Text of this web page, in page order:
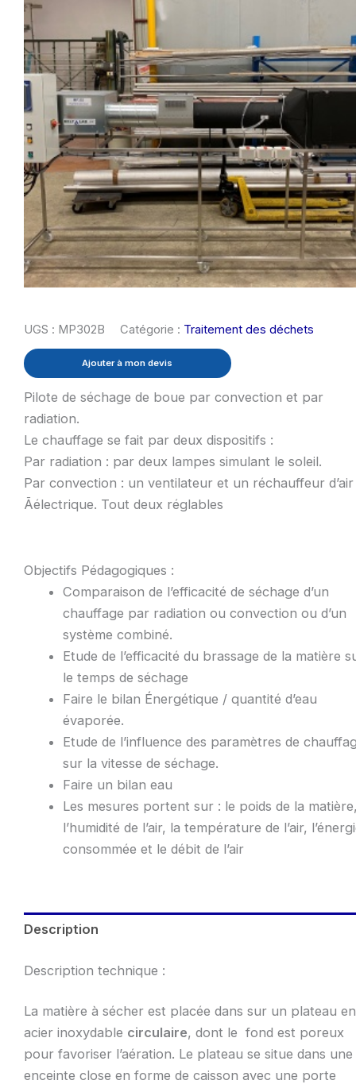
UGS : MP302B Catégorie : Traitement des déchets
Ajouter à mon devis
Pilote de séchage de boue par convection et par
radiation.
Le chauffage se fait par deux dispositifs :
Par radiation : par deux lampes simulant le soleil.
Par convection : un ventilateur et un réchauffeur d’air
Ãélectrique. Tout deux réglables
Objectifs Pédagogiques :
Comparaison de l’efficacité de séchage d’un
chauffage par radiation ou convection ou d’un
système combiné.
Etude de l’efficacité du brassage de la matière
le temps de séchage
Faire le bilan Énergétique / quantité d’eau
évaporée.
Etude de l’influence des paramètres de
sur la vitesse de séchage.
Faire un bilan eau
Les mesures portent sur : le poids de la
l’humidité de l’air, la température de l’air,
consommée et le débit de l’air
Description
Description technique :
La matière à sécher est placée dans sur un plateau en
acier inoxydable circulaire, dont le fond est poreux
pour favoriser l’aération. Le plateau se situe dans une
enceinte close en forme de caisson avec une porte